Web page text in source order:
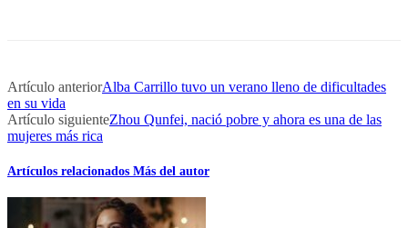
Artículo anteriorAlba Carrillo tuvo un verano lleno de dificultades
en su vida
Artículo siguienteZhou Qunfei, nació pobre y ahora es una de las
mujeres más rica
Artículos relacionados Más del autor